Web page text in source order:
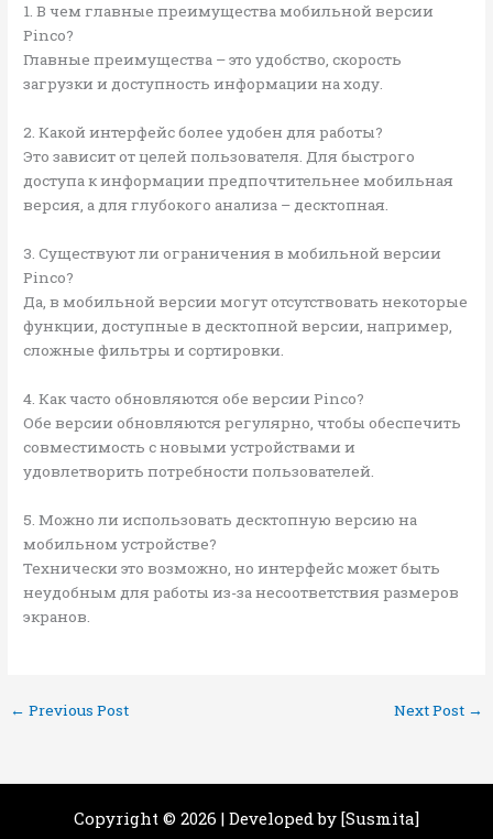
1. В чем главные преимущества мобильной версии
Pinco?
Главные преимущества – это удобство, скорость
загрузки и доступность информации на ходу.
2. Какой интерфейс более удобен для работы?
Это зависит от целей пользователя. Для быстрого
доступа к информации предпочтительнее мобильная
версия, а для глубокого анализа – десктопная.
3. Существуют ли ограничения в мобильной версии
Pinco?
Да, в мобильной версии могут отсутствовать некоторые
функции, доступные в десктопной версии, например,
сложные фильтры и сортировки.
4. Как часто обновляются обе версии Pinco?
Обе версии обновляются регулярно, чтобы обеспечить
совместимость с новыми устройствами и
удовлетворить потребности пользователей.
5. Можно ли использовать десктопную версию на
мобильном устройстве?
Технически это возможно, но интерфейс может быть
неудобным для работы из-за несоответствия размеров
экранов.
← Previous Post Next Post →
Copyright © 2026 | Developed by [Susmita]